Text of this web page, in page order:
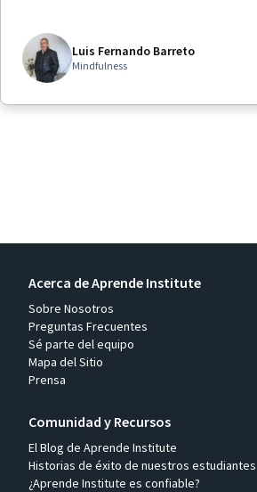
Luis Fernando Barreto
Mindfulness
Acerca de Aprende Institute
Sobre Nosotros
Preguntas Frecuentes
Sé parte del equipo
Mapa del Sitio
Prensa
Comunidad y Recursos
El Blog de Aprende Institute
Historias de éxito de nuestros estudiantes
¿Aprende Institute es confiable?